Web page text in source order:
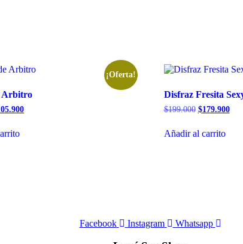
¡Oferta!
Arbitro
El
Disfraz Fresita
$199.000 El
original
era:
$179.900El
Añadir al carrito
Facebook Instagram Whatsapp